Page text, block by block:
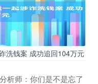
洗钱案 成功追回104万元
析师：你们是不是忘了